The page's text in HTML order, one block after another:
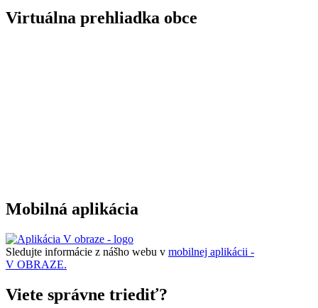
Virtuálna prehliadka obce
Mobilná aplikácia
Sledujte informácie z nášho webu v mobilnej aplikácii -
V OBRAZE.
Viete správne triediť?